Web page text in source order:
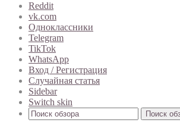
Reddit
vk.com
Одноклассники
Telegram
TikTok
WhatsApp
Вход / Регистрация
Случайная статья
Sidebar
Switch skin
Поиск